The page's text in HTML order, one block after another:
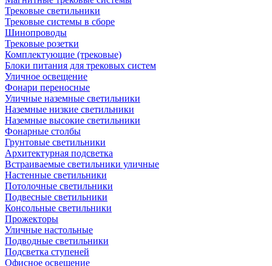
Трековые светильники
Трековые системы в сборе
Шинопроводы
Трековые розетки
Комплектующие (трековые)
Блоки питания для трековых систем
Уличное освещение
Фонари переносные
Уличные наземные светильники
Наземные низкие светильники
Наземные высокие светильники
Фонарные столбы
Грунтовые светильники
Архитектурная подсветка
Встраиваемые светильники уличные
Настенные светильники
Потолочные светильники
Подвесные светильники
Консольные светильники
Прожекторы
Уличные настольные
Подводные светильники
Подсветка ступеней
Офисное освещение